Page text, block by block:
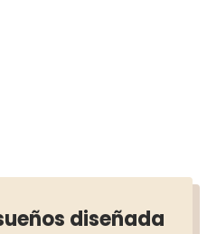
diseñada